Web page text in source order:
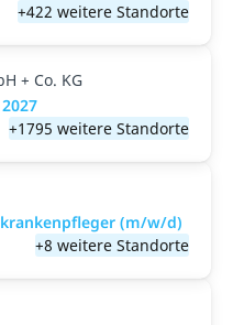
+422 weitere Standorte
+ Co. KG
+1795 weitere Standorte
(m/w/d)
+8 weitere Standorte